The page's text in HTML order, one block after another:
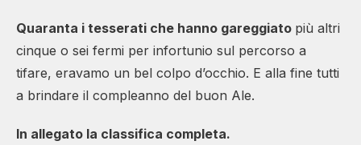
Quaranta i tesserati che hanno gareggiato più altri
cinque o sei fermi per infortunio sul percorso a
tifare, eravamo un bel colpo d’occhio. E alla fine tutti
a brindare il compleanno del buon Ale.
In allegato la classifica completa.